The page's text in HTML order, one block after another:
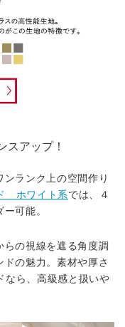
スアップ！
ランク上の空間作り
ホワイト系では、４
可能。
の視線を遮る角度調
の魅力。素材や厚さ
なら、高級感と扱いや